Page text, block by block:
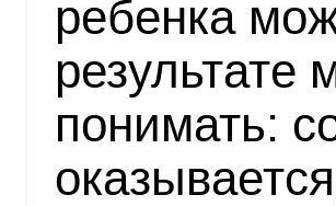
ребенка
понимать: